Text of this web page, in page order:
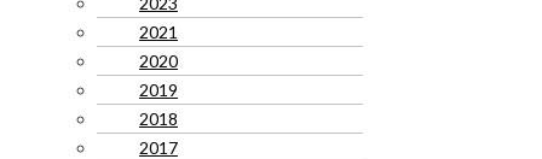
2021
2020
2019
2018
2017